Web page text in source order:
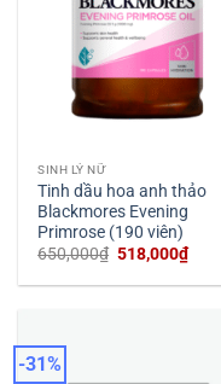
SINH LÝ NỮ
Tinh dầu hoa anh thảo
Blackmores Evening
Primrose (190 viên)
650,000₫ Giá
là:
518,000₫Giá
hiện
tại
-31%